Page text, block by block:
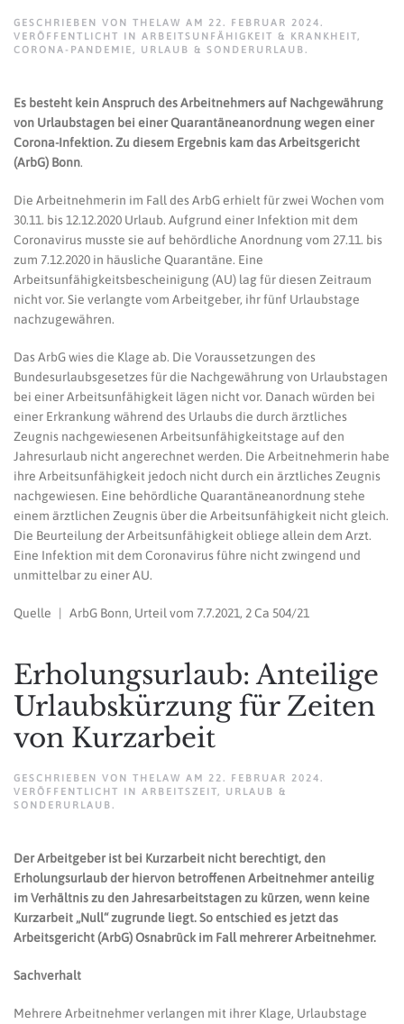
GESCHRIEBEN VON THELAW AM 22. FEBRUAR 2024 .
VERÖFFENTLICHT IN ARBEITSUNFÄHIGKEIT & KRANKHEIT,
CORONA-PANDEMIE , URLAUB & SONDERURLAUB .
Es besteht kein Anspruch des Arbeitnehmers auf Nachgewährung
von Urlaubstagen bei einer Quarantäneanordnung wegen einer
Corona-Infektion. Zu diesem Ergebnis kam das Arbeitsgericht
(ArbG) Bonn.
Die Arbeitnehmerin im Fall des ArbG erhielt für zwei Wochen vom
30.11. bis 12.12.2020 Urlaub. Aufgrund einer Infektion mit dem
Coronavirus musste sie auf behördliche Anordnung vom 27.11. bis
zum 7.12.2020 in häusliche Quarantäne. Eine
Arbeitsunfähigkeitsbescheinigung (AU) lag für diesen Zeitraum
nicht vor. Sie verlangte vom Arbeitgeber, ihr fünf Urlaubstage
nachzugewähren.
Das ArbG wies die Klage ab. Die Voraussetzungen des
Bundesurlaubsgesetzes für die Nachgewährung von Urlaubstagen
bei einer Arbeitsunfähigkeit lägen nicht vor. Danach würden bei
einer Erkrankung während des Urlaubs die durch ärztliches
Zeugnis nachgewiesenen Arbeitsunfähigkeitstage auf den
Jahresurlaub nicht angerechnet werden. Die Arbeitnehmerin habe
ihre Arbeitsunfähigkeit jedoch nicht durch ein ärztliches Zeugnis
nachgewiesen. Eine behördliche Quarantäneanordnung stehe
einem ärztlichen Zeugnis über die Arbeitsunfähigkeit nicht gleich.
Die Beurteilung der Arbeitsunfähigkeit obliege allein dem Arzt.
Eine Infektion mit dem Coronavirus führe nicht zwingend und
unmittelbar zu einer AU.
Quelle | ArbG Bonn, Urteil vom 7.7.2021, 2 Ca 504/21
Erholungsurlaub: Anteilige
Urlaubskürzung für Zeiten
von Kurzarbeit
GESCHRIEBEN VON THELAW AM 22. FEBRUAR 2024 .
VERÖFFENTLICHT IN ARBEITSZEIT, URLAUB &
SONDERURLAUB .
Der Arbeitgeber ist bei Kurzarbeit nicht berechtigt, den
Erholungsurlaub der hiervon betroffenen Arbeitnehmer anteilig
im Verhältnis zu den Jahresarbeitstagen zu kürzen, wenn keine
Kurzarbeit „Null“ zugrunde liegt. So entschied es jetzt das
Arbeitsgericht (ArbG) Osnabrück im Fall mehrerer Arbeitnehmer.
Sachverhalt
Mehrere Arbeitnehmer verlangen mit ihrer Klage, Urlaubstage